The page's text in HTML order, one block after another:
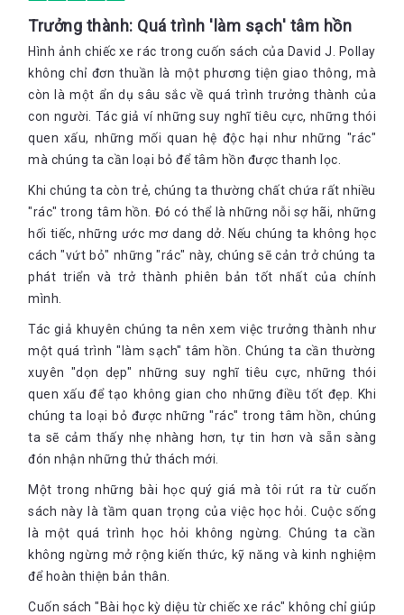
Trưởng thành: Quá trình 'làm sạch' tâm hồn
Hình ảnh chiếc xe rác trong cuốn sách của David J. Pollay
không chỉ đơn thuần là một phương tiện giao thông, mà
còn là một ẩn dụ sâu sắc về quá trình trưởng thành của
con người. Tác giả ví những suy nghĩ tiêu cực, những thói
quen xấu, những mối quan hệ độc hại như những "rác"
mà chúng ta cần loại bỏ để tâm hồn được thanh lọc.
Khi chúng ta còn trẻ, chúng ta thường chất chứa rất nhiều
"rác" trong tâm hồn. Đó có thể là những nỗi sợ hãi, những
hối tiếc, những ước mơ dang dở. Nếu chúng ta không học
cách "vứt bỏ" những "rác" này, chúng sẽ cản trở chúng ta
phát triển và trở thành phiên bản tốt nhất của chính
mình.
Tác giả khuyên chúng ta nên xem việc trưởng thành như
một quá trình "làm sạch" tâm hồn. Chúng ta cần thường
xuyên "dọn dẹp" những suy nghĩ tiêu cực, những thói
quen xấu để tạo không gian cho những điều tốt đẹp. Khi
chúng ta loại bỏ được những "rác" trong tâm hồn, chúng
ta sẽ cảm thấy nhẹ nhàng hơn, tự tin hơn và sẵn sàng
đón nhận những thử thách mới.
Một trong những bài học quý giá mà tôi rút ra từ cuốn
sách này là tầm quan trọng của việc học hỏi. Cuộc sống
là một quá trình học hỏi không ngừng. Chúng ta cần
không ngừng mở rộng kiến thức, kỹ năng và kinh nghiệm
để hoàn thiện bản thân.
Cuốn sách "Bài học kỳ diệu từ chiếc xe rác" không chỉ giúp